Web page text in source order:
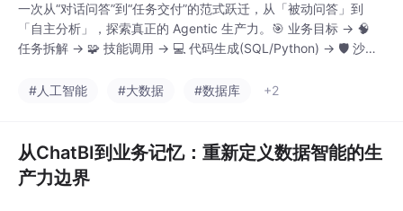
一次从“对话问答”到“任务交付”的范式跃迁，从「被动问答」到
「自主分析」，探索真正的 Agentic 生产力。🎯 业务目标 → 🧠
任务拆解 → 🧩 技能调用 → 💻 代码生成(SQL/Python) → 🛡️ 沙箱
表里，也不必为中间的数据清洗编写 Python 脚本。你只需要给出
#人工智能 #大数据 #数据库 +2
从ChatBI到业务记忆：重新定义数据智能的生
产力边界